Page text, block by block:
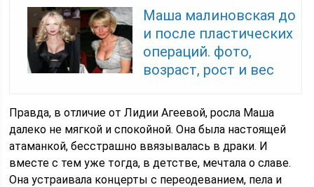
Маша малиновская до
и после пластических
операций. фото,
возраст, рост и вес
Правда, в отличие от Лидии Агеевой, росла Маша
далеко не мягкой и спокойной. Она была настоящей
атаманкой, бесстрашно ввязывалась в драки. И
вместе с тем уже тогда, в детстве, мечтала о славе.
Она устраивала концерты с переодеванием, пела и